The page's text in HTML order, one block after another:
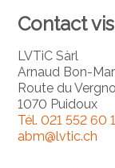
Contact
LVTiC Sàrl
Arnaud Bon-
Route du
1070 Puidoux
Tél.021 552 60
abm@lvtic.ch